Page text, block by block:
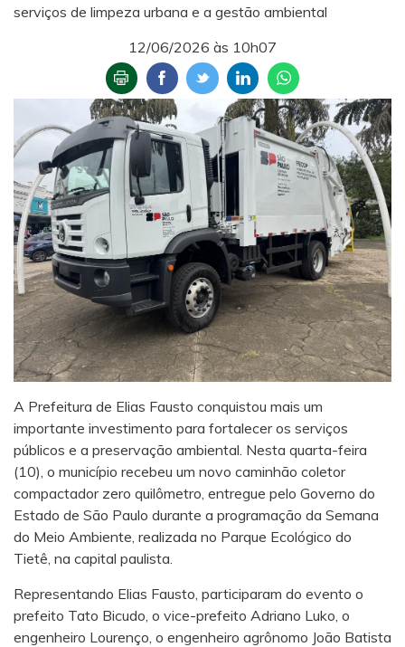
serviços de limpeza urbana e a gestão ambiental
12/06/2026 às 10h07
A Prefeitura de Elias Fausto conquistou mais um
importante investimento para fortalecer os serviços
públicos e a preservação ambiental. Nesta quarta-feira
(10), o município recebeu um novo caminhão coletor
compactador zero quilômetro, entregue pelo Governo do
Estado de São Paulo durante a programação da Semana
do Meio Ambiente , realizada no Parque Ecológico do
Tietê, na capital paulista.
Representando Elias Fausto, participaram do evento o
prefeito Tato Bicudo, o vice-prefeito Adriano Luko, o
engenheiro Lourenço, o engenheiro agrônomo João Batista